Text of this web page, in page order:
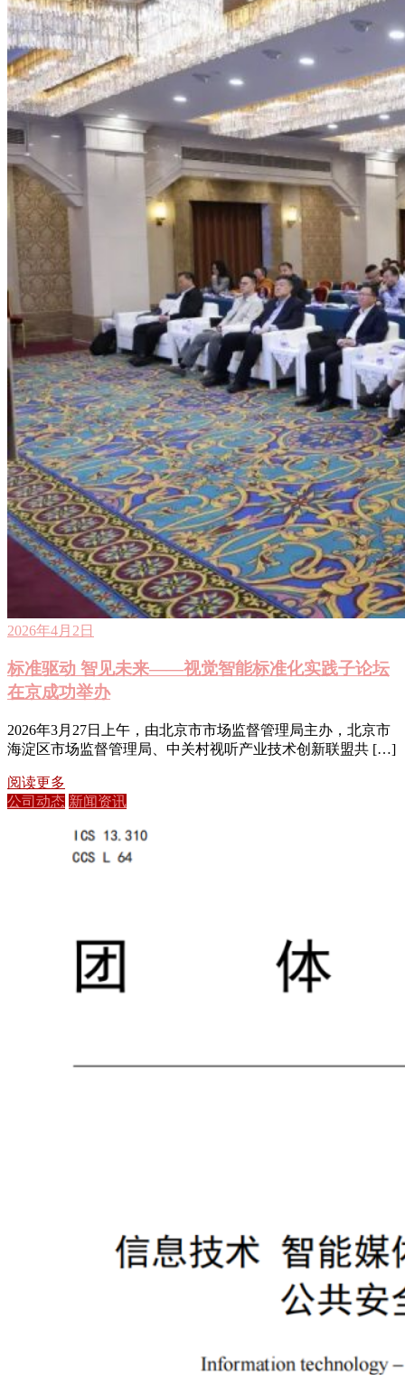
2026年4月2日
标准驱动 智见未来——视觉智能标准化实践子论坛
在京成功举办
2026年3月27日上午，由北京市市场监督管理局主办，北京市
海淀区市场监督管理局、中关村视听产业技术创新联盟共 […]
阅读更多
公司动态 新闻资讯